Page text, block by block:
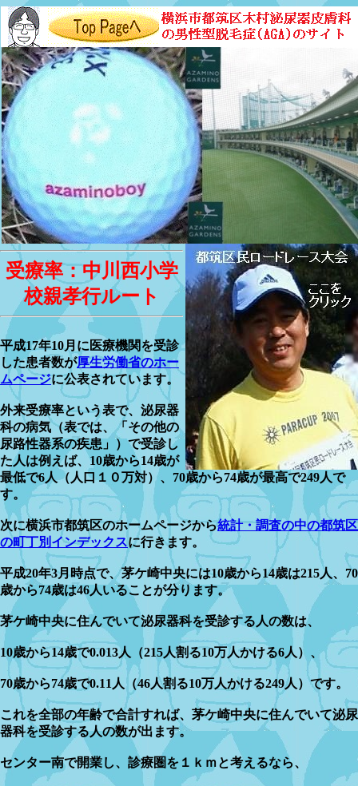
受療率：中川西小学
校親孝行ルート
平成17年10月に医療機関を受診
した患者数が厚生労働省のホー
ムページに公表されています。
外来受療率という表で、泌尿器
科の病気（表では、「その他の
尿路性器系の疾患」）で受診し
た人は例えば、10歳から14歳が
最低で6人（人口１０万対）、70歳から74歳が最高で249人で
す。
次に横浜市都筑区のホームページから統計・調査の中の都筑区
の町丁別インデックスに行きます。
平成20年3月時点で、茅ケ崎中央には10歳から14歳は215人、70
歳から74歳は46人いることが分ります。
茅ケ崎中央に住んでいて泌尿器科を受診する人の数は、
10歳から14歳で0.013人（215人割る10万人かける6人）、
70歳から74歳で0.11人（46人割る10万人かける249人）です。
これを全部の年齢で合計すれば、茅ケ崎中央に住んでいて泌尿
器科を受診する人の数が出ます。
センター南で開業し、診療圏を１ｋｍと考えるなら、